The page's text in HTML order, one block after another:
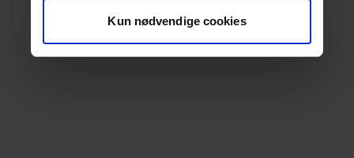
Kun nødvendige cookies